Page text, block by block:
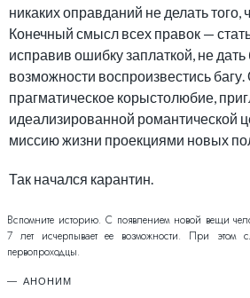
никаких оправданий не делать того,
Конечный смысл всех правок —
исправив ошибку заплаткой, не
возможности воспроизвестись
прагматическое корыстолюбие,
идеализированной романтической
миссию жизни проекциями новых
Так начался карантин.
Вспомните историю. С появлением новой вещи
7 лет исчерпывает ее возможности. При этом
первопроходцы.
АНОНИМ